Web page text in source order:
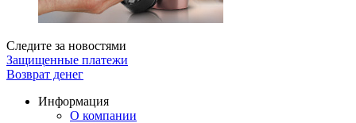
Следите за новостями
Защищенные платежи
Возврат денег
Информация
О компании